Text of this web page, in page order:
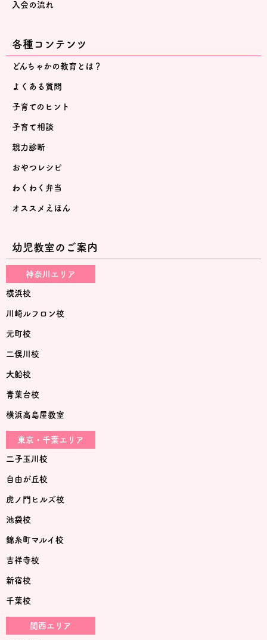
入会の流れ
各種コンテンツ
どんちゃかの教育とは？
よくある質問
子育てのヒント
子育て相談
親力診断
おやつレシピ
わくわく弁当
オススメえほん
幼児教室のご案内
神奈川エリア
横浜校
川崎ルフロン校
元町校
二俣川校
大船校
青葉台校
横浜高島屋教室
東京・千葉エリア
二子玉川校
自由が丘校
虎ノ門ヒルズ校
池袋校
錦糸町マルイ校
吉祥寺校
新宿校
千葉校
関西エリア